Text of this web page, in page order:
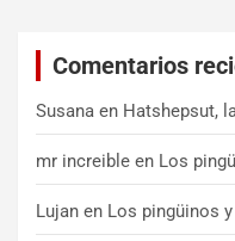
Comentarios
Susana en Hatshepsut,
mr increible en Los
Lujan en Los pingüinos